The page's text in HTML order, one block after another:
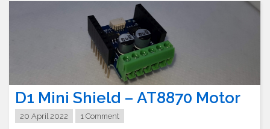
Motor"
D1 Mini Shield – AT8870 Motor
20 April 2022 1 Comment